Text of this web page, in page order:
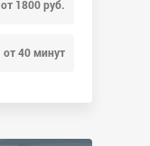
от 1800 руб.
от 40 минут